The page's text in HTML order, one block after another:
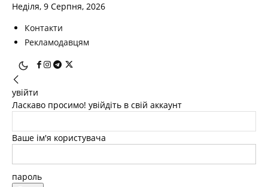
Неділя, 9 Серпня, 2026
Контакти
Рекламодавцям
увійти
Ласкаво просимо! увійдіть в свій аккаунт
Ваше ім'я користувача
пароль